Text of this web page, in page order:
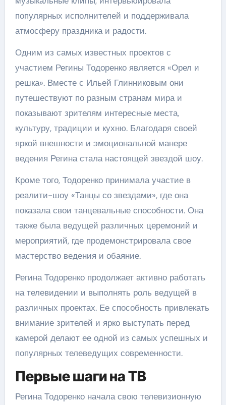
популярных исполнителей и поддерживала
атмосферу праздника и радости.
Одним из самых известных проектов с
участием Регины Тодоренко является «Орел и
решка». Вместе с Ильей Глинниковым они
путешествуют по разным странам мира и
показывают зрителям интересные места,
культуру, традиции и кухню. Благодаря своей
яркой внешности и эмоциональной манере
ведения Регина стала настоящей звездой шоу.
Кроме того, Тодоренко принимала участие в
реалити-шоу «Танцы со звездами», где она
показала свои танцевальные способности. Она
также была ведущей различных церемоний и
мероприятий, где продемонстрировала свое
мастерство ведения и обаяние.
Регина Тодоренко продолжает активно работать
на телевидении и выполнять роль ведущей в
различных проектах. Ее способность привлекать
внимание зрителей и ярко выступать перед
камерой делают ее одной из самых успешных и
популярных телеведущих современности.
Первые шаги на ТВ
Регина Тодоренко начала свою телевизионную